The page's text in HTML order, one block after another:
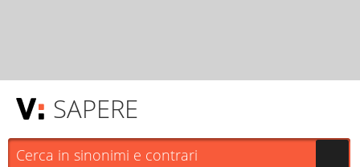
SAPERE